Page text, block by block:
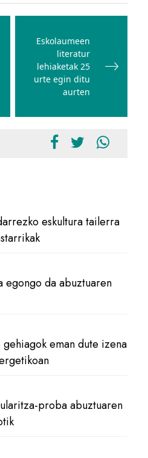
Eskolaumeen
literatur
lehiaketak 25
urte egin ditu
aurten
eskultura tailerra
egongo da abuztuaren
eman dute izena
proba abuztuaren